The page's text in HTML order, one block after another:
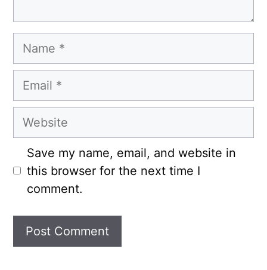
Name
Email
Website
Save my name, email, and website in
this browser for the next time I
comment.